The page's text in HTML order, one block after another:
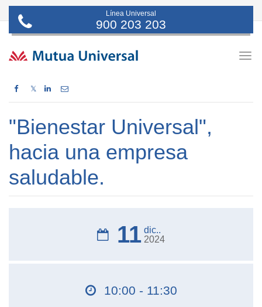
Línea Universal
900 203 203
𝕏
"Bienestar Universal",
hacia una empresa
saludable.
11 dic..
2024
10:00 - 11:30